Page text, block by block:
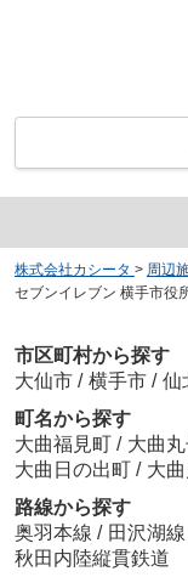
株式会社カシータ > 周辺
セブンイレブン 横手市役
市区町村から探す
大仙市 / 横手市 / 仙
町名から探す
大曲福見町 / 大曲
大曲日の出町 / 大
路線から探す
奥羽本線 / 田沢湖線
秋田内陸縦貫鉄道